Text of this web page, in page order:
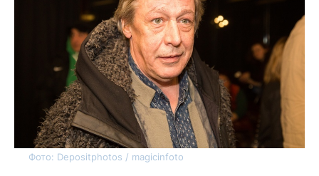
Фото: Depositphotos / magicinfoto